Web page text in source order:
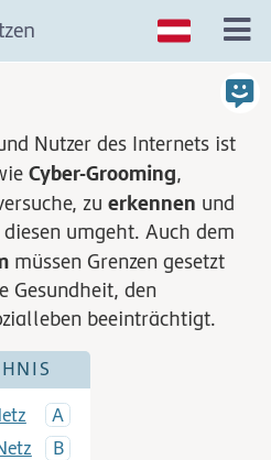
Nutzer des Internets ist
Cyber-Grooming,
zu erkennen und
umgeht. Auch dem
müssen Grenzen gesetzt
Gesundheit, den
beeinträchtigt.